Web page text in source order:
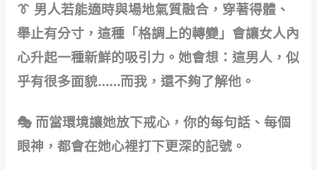
👔 男人若能適時與場地氣質融合，穿著得體、
舉止有分寸，這種「格調上的轉變」會讓女人內
心升起一種新鮮的吸引力。她會想：這男人，似
乎有很多面貌……而我，還不夠了解他。
🎭 而當環境讓她放下戒心，你的每句話、每個
眼神，都會在她心裡打下更深的記號。